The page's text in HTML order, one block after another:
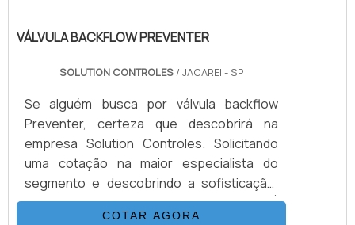
VÁLVULA BACKFLOW PREVENTER
SOLUTION CONTROLES/ JACAREI - SP
Se alguém busca por válvula backflow
Preventer, certeza que descobrirá na
empresa Solution Controles. Solicitando
uma cotação na maior especialista do
segmento e descobrindo a sofisticação,
qualidade e preço justo em um só lugar.É
COTAR AGORA